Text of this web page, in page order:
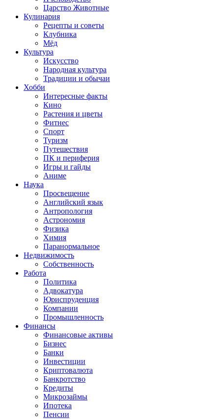
Царство Животные
Кулинария
Рецепты и советы
Клубника
Мёд
Культура
Искусство
Народная культура
Традиции и обычаи
Хобби
Интересные факты
Кино
Растения и цветы
Фитнес
Спорт
Туризм
Путешествия
ПК и периферия
Игры и гайды
Аниме
Наука
Просвещение
Английский язык
Антропология
Астрономия
Физика
Химия
Паранормальное
Недвижимость
Собственность
Работа
Политика
Адвокатура
Юриспруденция
Компании
Промышленность
Финансы
Финансовые активы
Бизнес
Банки
Инвестиции
Криптовалюта
Банкротство
Кредиты
Микрозаймы
Ипотека
Пенсии